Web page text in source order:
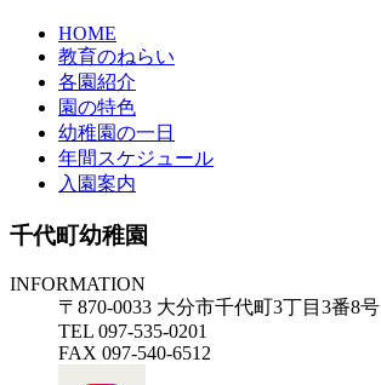
HOME
教育のねらい
各園紹介
園の特色
幼稚園の一日
年間スケジュール
入園案内
千代町幼稚園
INFORMATION
〒870-0033 大分市千代町3丁目3番8号
TEL 097-535-0201
FAX 097-540-6512